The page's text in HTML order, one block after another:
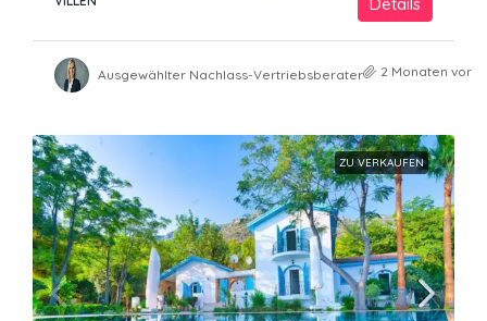
Details
Ausgewählter Nachlass-Vertriebsberater 2 Monaten vor
ZU VERKAUFEN